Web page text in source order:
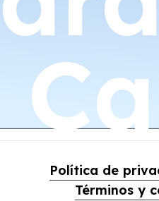
Política de
Términos y